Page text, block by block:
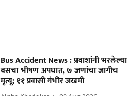
Bus Accident News : प्रवाशांनी भरलेल्या
बसचा भीषण अपघात, ७ जणांचा जागीच
मृत्यू; ११ प्रवासी गंभीर जखमी